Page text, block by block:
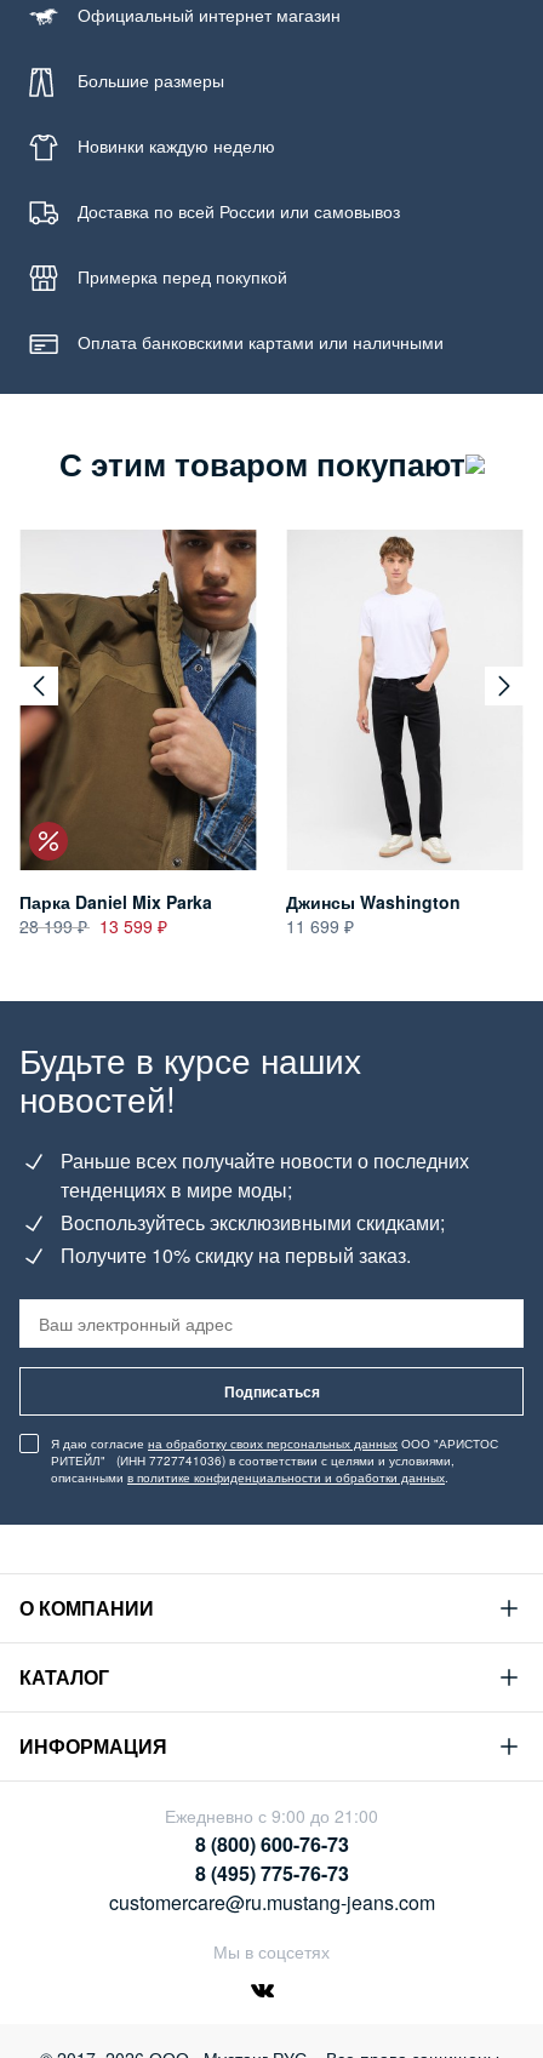
Бережная стирка при температуре не более 30С, химчистка
запрещена, гладить при низкой температуре до 110С
Официальный интернет магазин
Большие размеры
Новинки каждую неделю
Доставка по всей России или самовывоз
Примерка перед покупкой
Оплата банковскими картами или наличными
С этим товаром покупают
Парка Daniel Mix Parka
28 199
13 599
Джинсы Washington
11 699
Будьте в курсе наших
новостей!
Раньше всех получайте новости о последних
тенденциях в мире моды;
Воспользуйтесь эксклюзивными скидками;
Получите 10% скидку на первый заказ.
Подписаться
Я даю согласие на обработку своих персональных данных ООО "АРИСТОС
РИТЕЙЛ" (ИНН 7727741036) в соответствии с целями и условиями,
описанными в политике конфиденциальности и обработки данных.
О КОМПАНИИ
Mustang
Философия
Устойчивое развитие
Сотрудничество
КАТАЛОГ
Новая коллекция
Гид по мужскому дениму
Гид по женскому дениму
ИНФОРМАЦИЯ
Условия продажи
Политика конфиденциальности
Ежедневно с 9:00 до 21:00
8 (800) 600-76-73
8 (495) 775-76-73
customercare@ru.mustang-jeans.com
Мы в соцсетях